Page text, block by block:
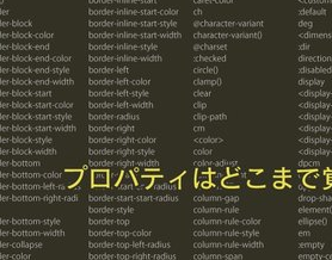
✕ メニューを